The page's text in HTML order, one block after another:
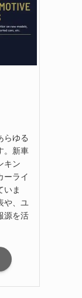
らゆる
。新車
キン
ーライ
いま
や、ユ
源を活